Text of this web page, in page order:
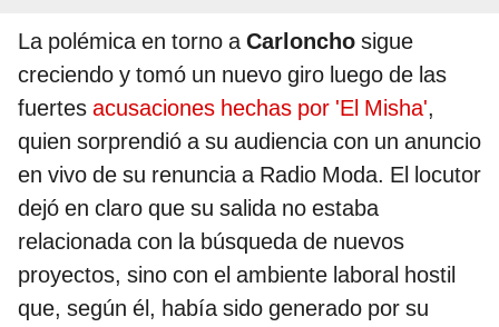
La polémica en torno aCarloncho sigue
creciendo y tomó un nuevo giro luego de las
fuertes acusaciones hechas por 'El Misha',
quien sorprendió a su audiencia con un anuncio
en vivo de su renuncia a Radio Moda. El locutor
dejó en claro que su salida no estaba
relacionada con la búsqueda de nuevos
proyectos, sino con el ambiente laboral hostil
que, según él, había sido generado por su